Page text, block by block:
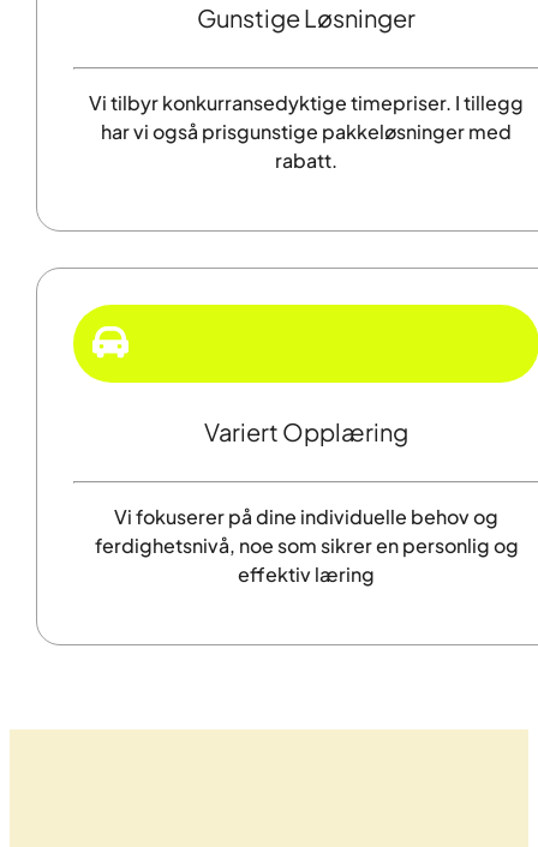
Gunstige Løsninger
Vi tilbyr konkurransedyktige timepriser. I tillegg
har vi også prisgunstige pakkeløsninger med
rabatt.
Variert Opplæring
Vi fokuserer på dine individuelle behov og
ferdighetsnivå, noe som sikrer en personlig og
effektiv læring